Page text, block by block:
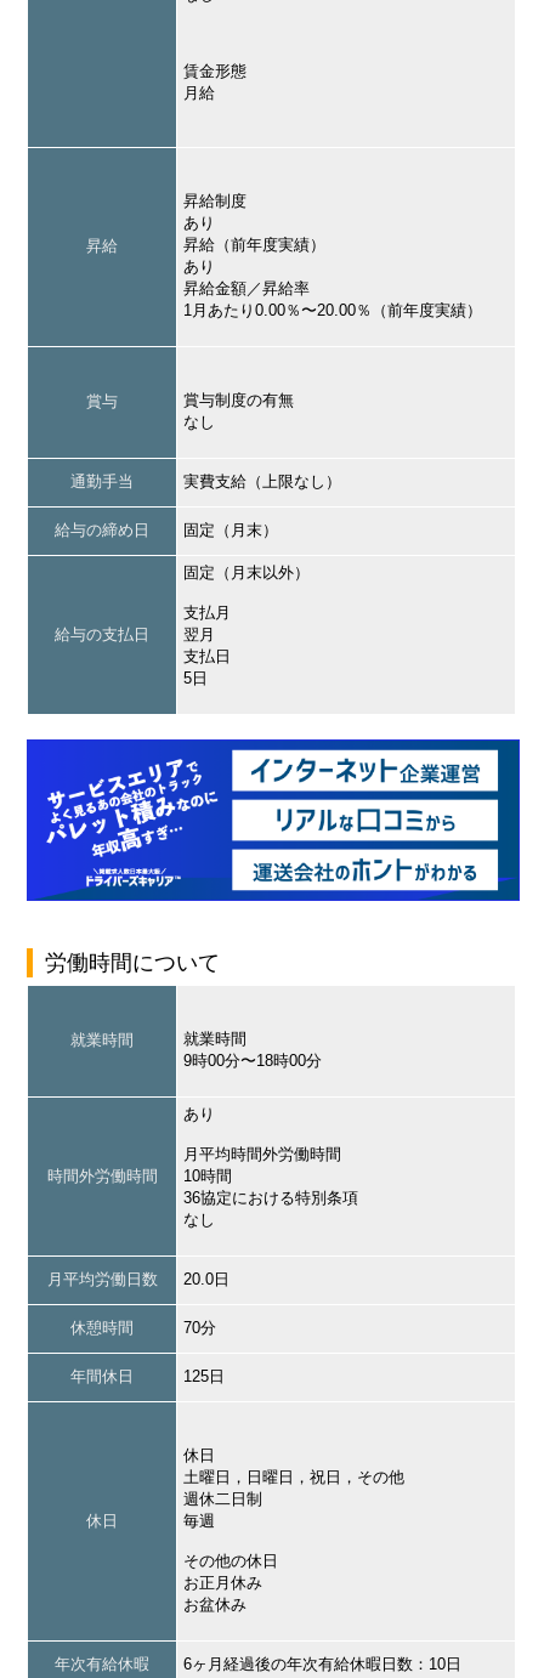
賃金形態
月給
昇給
昇給制度
あり
昇給（前年度実績）
あり
昇給金額／昇給率
1月あたり0.00％〜20.00％（前年度実績）
賞与
賞与制度の有無
なし
通勤手当 実費支給（上限なし）
給与の締め日 固定（月末）
給与の支払日
固定（月末以外）
支払月
翌月
支払日
5日
労働時間について
就業時間
就業時間
9時00分〜18時00分
時間外労働時間
あり
月平均時間外労働時間
10時間
36協定における特別条項
なし
月平均労働日数 20.0日
休憩時間 70分
年間休日 125日
休日
休日
土曜日，日曜日，祝日，その他
週休二日制
毎週
その他の休日
お正月休み
お盆休み
年次有給休暇 6ヶ月経過後の年次有給休暇日数：10日